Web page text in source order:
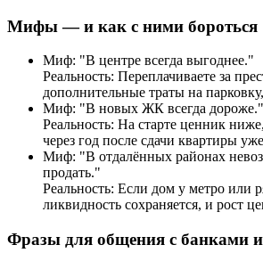
Мифы — и как с ними бороться
Миф: "В центре всегда выгоднее."
Реальность: Переплачиваете за
дополнительные траты на
Миф: "В новых ЖК всегда дороже."
Реальность: На старте ценник
через год после сдачи квартиры
Миф: "В отдалённых районах
продать."
Реальность: Если дом у метро или
ликвидность сохраняется, и рост
Фразы для общения с банками